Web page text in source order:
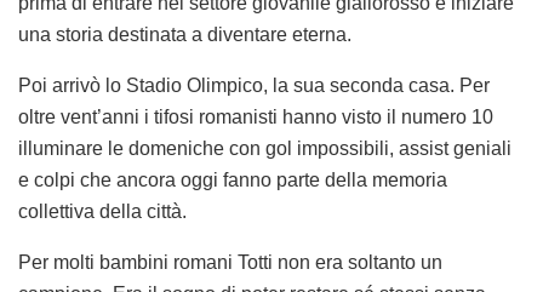
una storia destinata a diventare eterna.
Poi arrivò lo Stadio Olimpico, la sua seconda casa. Per
oltre vent’anni i tifosi romanisti hanno visto il numero 10
illuminare le domeniche con gol impossibili, assist geniali
e colpi che ancora oggi fanno parte della memoria
collettiva della città.
Per molti bambini romani Totti non era soltanto un